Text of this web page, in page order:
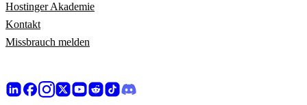
Hostinger Akademie
Kontakt
Missbrauch melden